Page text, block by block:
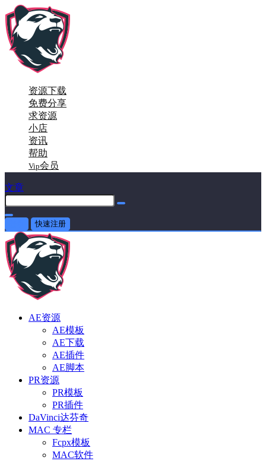
资源下载
免费分享
求资源
小店
资讯
帮助
Vip会员
文章
快速注册
AE资源
AE模板
AE下载
AE插件
AE脚本
PR资源
PR模板
PR插件
DaVinci达芬奇
MAC 专栏
Fcpx模板
MAC软件